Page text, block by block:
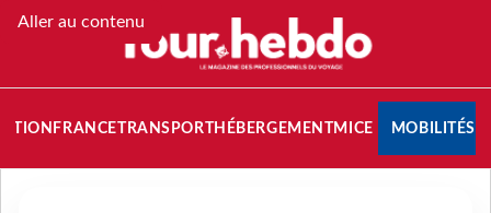
Aller au contenu
FRANCETRANSPORT HÉBERGEMENTMICE MOBILITÉS